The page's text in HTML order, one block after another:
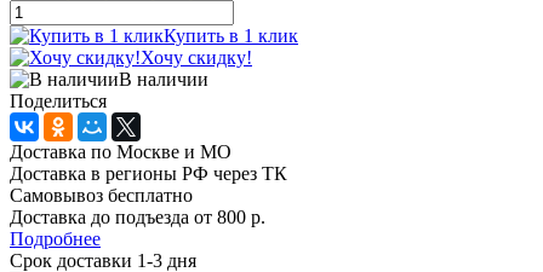
Купить в 1 клик
Хочу скидку!
В наличии
Поделиться
Доставка по Москве и МО
Доставка в регионы РФ через ТК
Самовывоз бесплатно
Доставка до подъезда от 800 р.
Подробнее
Срок доставки 1-3 дня